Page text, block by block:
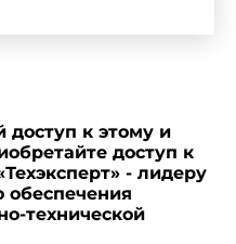
юридические и
работ,
безопасности при
к этому и
доступ к
- лидеру
обеспечения
технической